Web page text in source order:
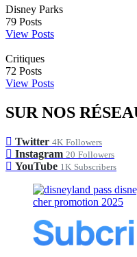
Disney Parks
79 Posts
View Posts
Critiques
72 Posts
View Posts
SUR NOS
Twitter 4K Followers
Instagram 20 Followers
YouTube 1K Subscribers